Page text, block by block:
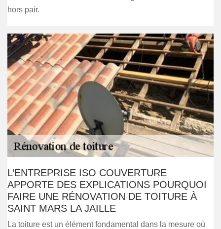
hors pair.
L’ENTREPRISE ISO COUVERTURE
APPORTE DES EXPLICATIONS POURQUOI
FAIRE UNE RÉNOVATION DE TOITURE À
SAINT MARS LA JAILLE
La toiture est un élément fondamental dans la mesure où